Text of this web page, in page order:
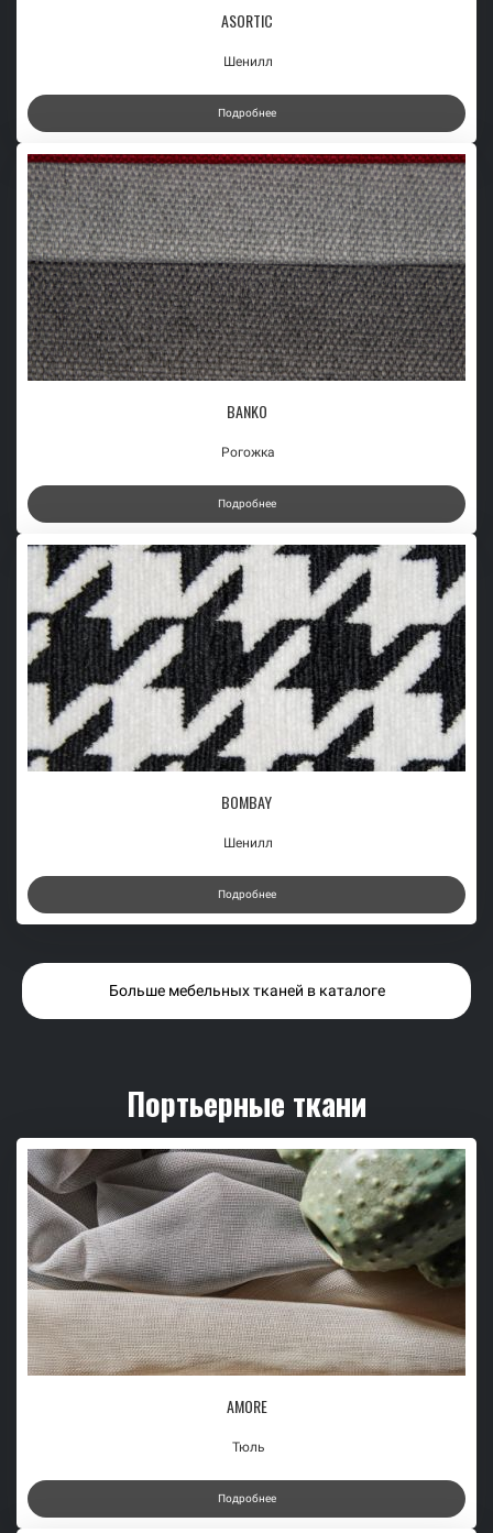
ASORTIC
Шенилл
Подробнее
BANKO
Рогожка
Подробнее
BOMBAY
Шенилл
Подробнее
Больше мебельных тканей в каталоге
Портьерные ткани
AMORE
Тюль
Подробнее